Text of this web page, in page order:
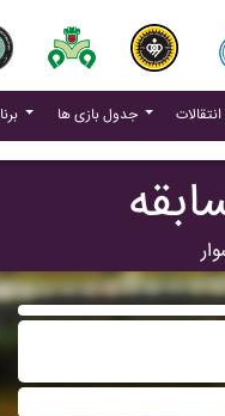
برنامه بازی ها جدول بازی ها